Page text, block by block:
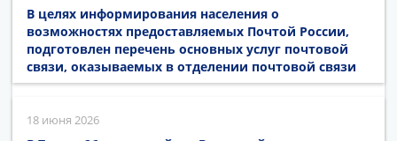
В целях информирования населения о
возможностях предоставляемых Почтой России,
подготовлен перечень основных услуг почтовой
связи, оказываемых в отделении почтовой связи
18 июня 2026